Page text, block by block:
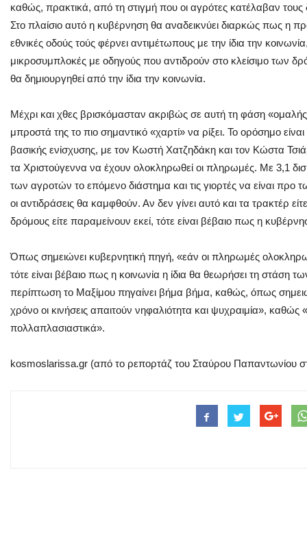
καθώς, πρακτικά, από τη στιγμή που οι αγρότες κατέλαβαν
Στο πλαίσιο αυτό η κυβέρνηση θα αναδεικνύει διαρκώς πως η
εθνικές οδούς τούς φέρνει αντιμέτωπους με την ίδια την
μικροσυμπλοκές με οδηγούς που αντιδρούν στο κλείσιμο των
θα δημιουργηθεί από την ίδια την κοινωνία.
Μέχρι και χθες βρισκόμασταν ακριβώς σε αυτή τη φάση
μπροστά της το πιο σημαντικό «χαρτί» να ρίξει. Το ορόσημο
βασικής ενίσχυσης, με τον Κωστή Χατζηδάκη και τον Κώστα
τα Χριστούγεννα να έχουν ολοκληρωθεί οι πληρωμές. Με 3,1
των αγροτών το επόμενο διάστημα και τις γιορτές να είναι
οι αντιδράσεις θα καμφθούν. Αν δεν γίνει αυτό και τα τρακτέρ
δρόμους είτε παραμείνουν εκεί, τότε είναι βέβαιο πως η
Όπως σημειώνει κυβερνητική πηγή, «εάν οι πληρωμές
τότε είναι βέβαιο πως η κοινωνία η ίδια θα θεωρήσει τη
περίπτωση το Μαξίμου πηγαίνει βήμα βήμα, καθώς, όπως
χρόνο οι κινήσεις απαιτούν νηφαλιότητα και ψυχραιμία», καθώς
πολλαπλασιαστικά».
kosmoslarissa.gr (από το ρεπορτάζ του Σταύρου Παπαντωνίου